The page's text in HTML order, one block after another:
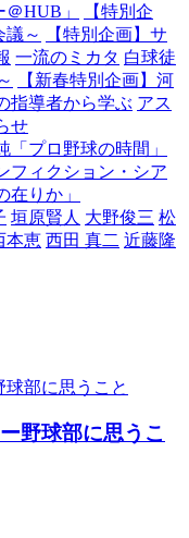
HUB」
【特別企
議～
【特別企画】サ
一流のミカタ 白球徒
【新春特別企画】河
指導者から学ぶ アス
せ
「プロ野球の時間」
フィクション・シア
在りか」
垣原賢人 大野俊三 松
本恵 西田 真二 近藤隆
野球部に思うこ